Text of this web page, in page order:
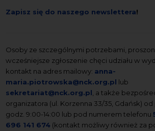
Zapisz się do naszego newslettera!
Osoby ze szczególnymi potrzebami,
wcześniejsze zgłoszenie chęci udziału w
kontakt na adres mailowy: anna-
maria.piotrowska@nck.org.pl lub
sekretariat@nck.org.pl, a także
organizatora (ul. Korzenna 33/35, Gdańsk)
godz. 9:00-14:00 lub pod numerem telefonu
696 141 674 (kontakt możliwy również za